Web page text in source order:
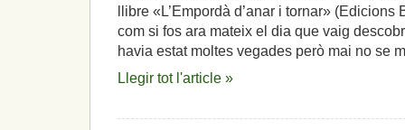
llibre «L’Empordà d’anar i tornar»
com si fos ara mateix el dia que vaig
havia estat moltes vegades però mai no se
Llegir tot l'article »